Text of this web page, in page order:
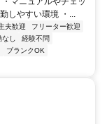
しやすい環境 ・...
夫歓迎
フリーター歓迎
し
経験不問
ブランクOK